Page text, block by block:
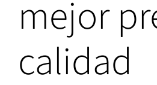
mejor
calidad